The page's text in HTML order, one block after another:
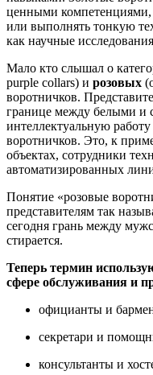
ценными компетенциями,
или выполнять тонкую
как научные
Мало кто слышал о
purple collars) и розовых
воротничков.
границе между белыми
интеллектуальную
воротничков. Это, к
объектах, сотрудники
автоматизированных
Понятие «розовые
представителям так
сегодня грань между
стирается.
Теперь термин
сфере обслуживания и
официанты и
секретари и
консультанты и